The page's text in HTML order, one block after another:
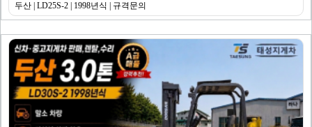
두산 | LD25S-2 | 1998년식 | 규격문의